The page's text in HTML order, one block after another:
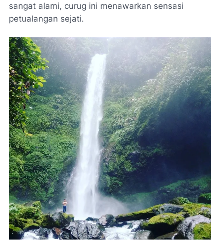
sangat alami, curug ini menawarkan sensasi
petualangan sejati.